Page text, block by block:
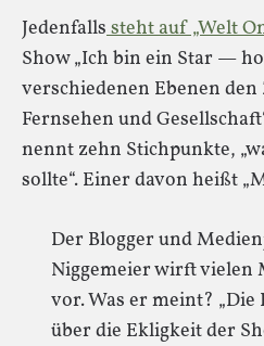
Jedenfallssteht auf „Welt
Show „Ich bin ein Star —
verschiedenen Ebenen den
Fernsehen und
nennt zehn Stichpunkte,
sollte“. Einer davon heißt
Der Blogger und
Niggemeier wirft vielen
vor. Was er meint?
über die Ekligkeit der